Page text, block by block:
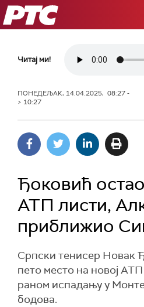
РТС
Читај ми!
ПОНЕДЕЉАК, 14.04.2025, 08:27 -
> 10:27
Ђоковић
АТП листи,
приближио
Српски тенисер Новак
пето место на новој
раном испадању у
бодова.